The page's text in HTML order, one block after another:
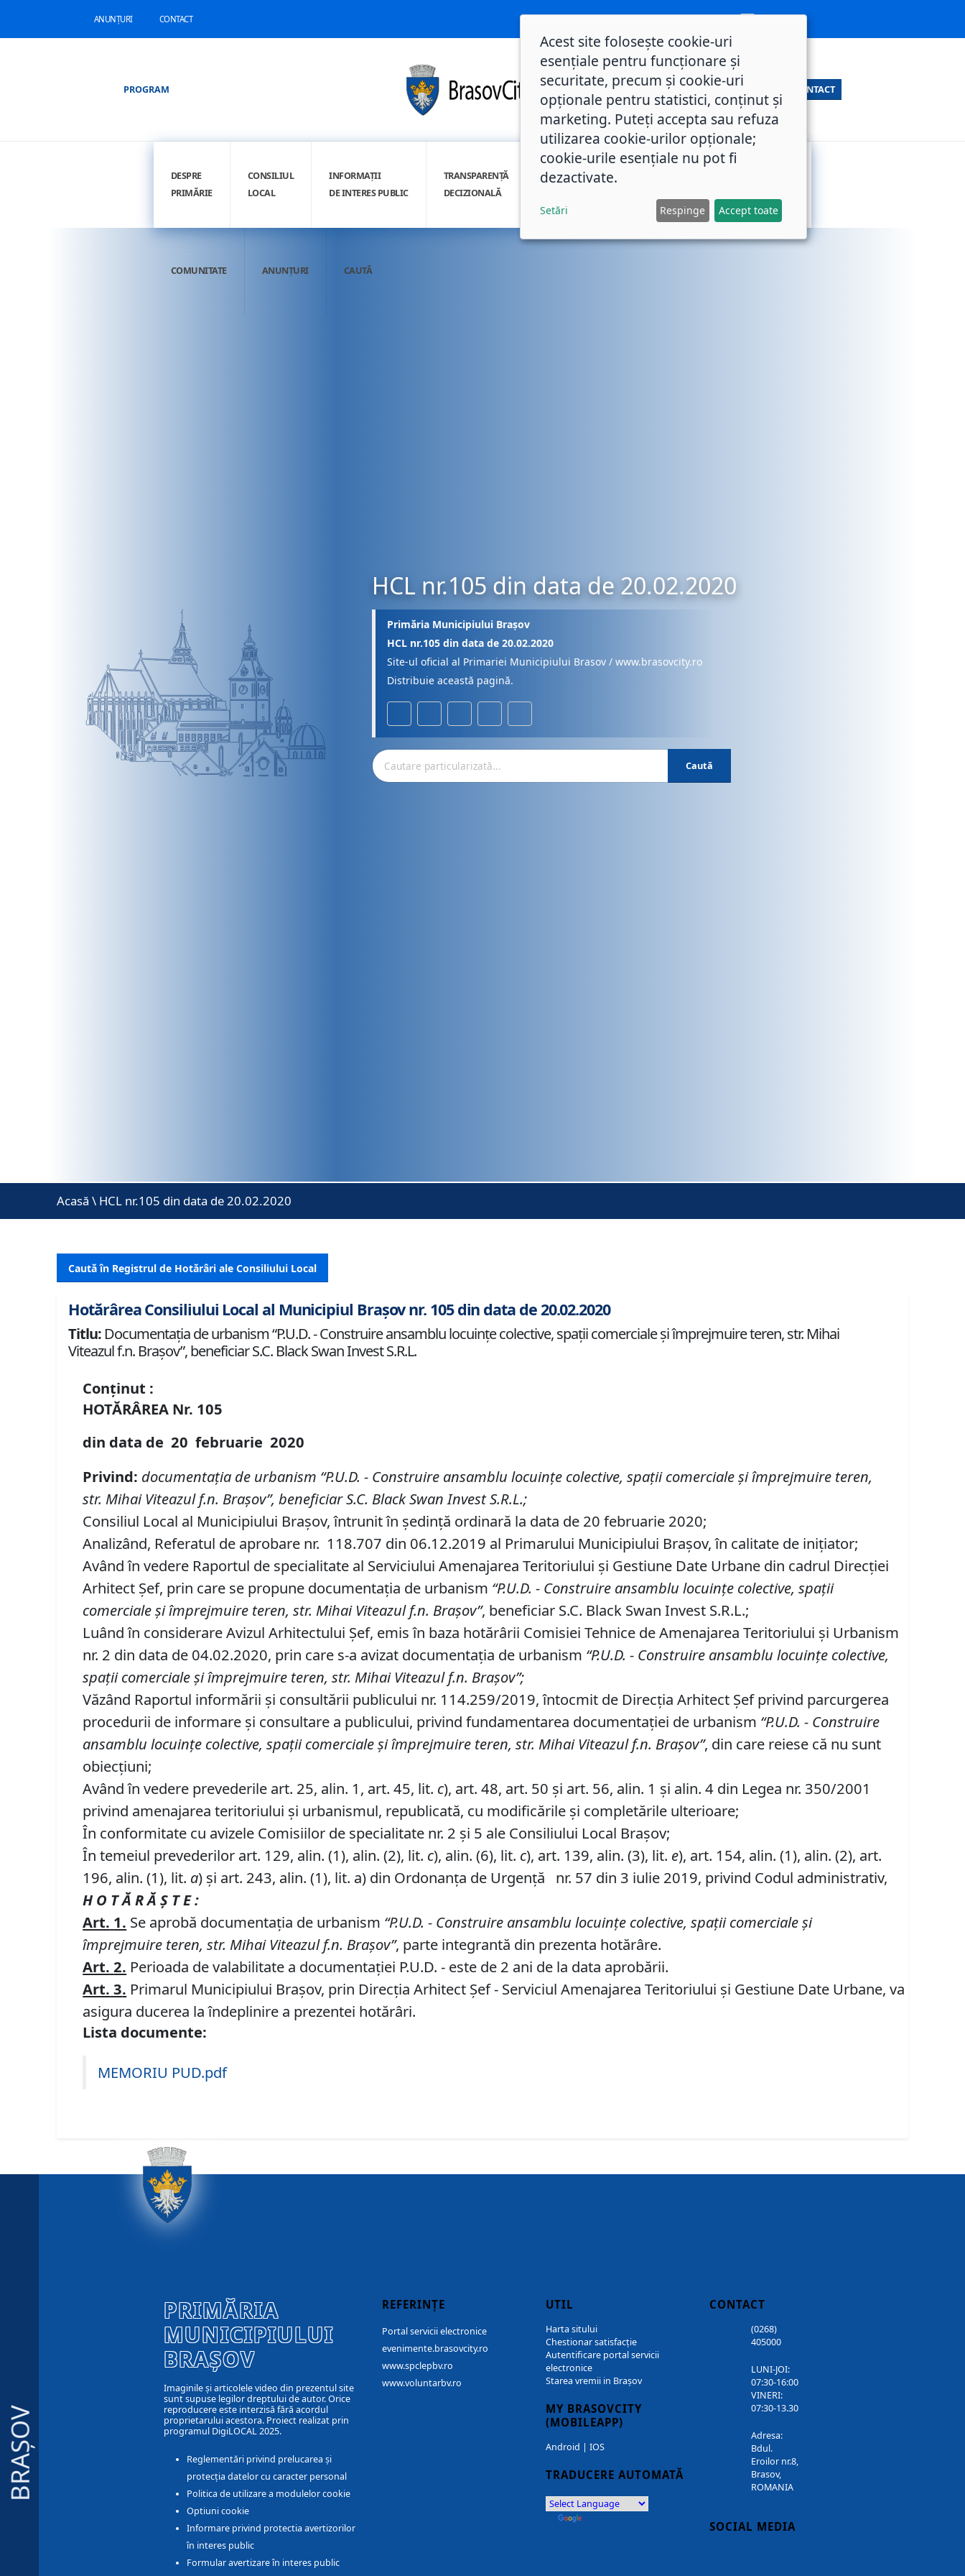
ANUNȚURI CONTACT
PROGRAM CONTACT
DESPRE
PRIMĂRIE
CONSILIUL
LOCAL
INFORMAȚII
DE INTERES PUBLIC
TRANSPARENȚĂ
DECIZIONALĂ
INTEGRITATE
COMUNITATE ANUNȚURI CAUTĂ
HCL nr.105 din data de 20.02.2020
Primăria Municipiului Brașov
HCL nr.105 din data de 20.02.2020
Site-ul oficial al Primariei Municipiului Brasov / www.brasovcity.ro
Distribuie această pagină.
Caută
Acasă \ HCL nr.105 din data de 20.02.2020
Caută în Registrul de Hotărâri ale Consiliului Local
Hotărârea Consiliului Local al Municipiul Brașov nr. 105 din data de 20.02.2020
Titlu: Documentaţia de urbanism “P.U.D. - Construire ansamblu locuinţe colective, spaţii comerciale şi împrejmuire teren, str. Mihai
Viteazul f.n. Braşov”, beneficiar S.C. Black Swan Invest S.R.L.
Conținut :
HOTĂRÂREA Nr. 105
din data de 20 februarie2020
Privind: documentaţia de urbanism “P.U.D. - Construire ansamblu locuinţe colective, spaţii comercialeşi împrejmuire teren,
str. MihaiViteazul f.n. Braşov”, beneficiarS.C. Black Swan Invest S.R.L.;
Consiliul Local al Municipiului Brașov, întrunit în ședință ordinară la data de 20 februarie 2020;
Analizând, Referatul de aprobare nr. 118.707 din 06.12.2019 al Primarului Municipiului Braşov, în calitate de iniţiator;
Având în vedere Raportul de specialitate al Serviciului Amenajarea Teritoriului și Gestiune Date Urbane din cadrul Direcției
Arhitect Șef, prin care se propune documentaţia de urbanism “P.U.D. - Construire ansamblu locuinţe colective, spaţii
comercialeşi împrejmuire teren, str. MihaiViteazul f.n. Braşov”, beneficiar S.C. Black Swan Invest S.R.L.;
Luând în considerare Avizul Arhitectului Şef, emis în baza hotărârii Comisiei Tehnice de Amenajarea Teritoriului şi Urbanism
nr. 2 din data de 04.02.2020, prin care s-a avizat documentaţia de urbanism “P.U.D. - Construire ansamblu locuinţe colective,
spaţii comercialeşi împrejmuire teren,str. MihaiViteazul f.n. Braşov”;
Văzând Raportul informării şi consultării publicului nr. 114.259/2019, întocmit de Direcţia Arhitect Şef privind parcurgerea
procedurii de informare şi consultare a publicului, privind fundamentarea documentaţiei de urbanism “P.U.D. - Construire
ansamblu locuinţe colective, spaţii comercialeşi împrejmuire teren, str. MihaiViteazul f.n. Braşov”, din care reiese că nu sunt
obiecţiuni;
Având în vedere prevederile art. 25, alin. 1, art. 45, lit. c), art. 48, art. 50 şi art. 56, alin. 1 şi alin. 4 din Legea nr. 350/2001
privind amenajarea teritoriului şi urbanismul, republicată, cu modificările şi completările ulterioare;
În conformitate cu avizele Comisiilor de specialitate nr. 2 și 5 ale Consiliului Local Brașov;
În temeiul prevederilor art. 129, alin. (1), alin. (2), lit. c), alin. (6), lit. c), art. 139, alin. (3), lit. e), art. 154, alin. (1), alin. (2), art.
196, alin. (1), lit. a) și art. 243, alin. (1), lit. a) din Ordonanța de Urgență nr. 57 din 3 iulie 2019, privind Codul administrativ,
H O T Ă R Ă Ş T E :
Art. 1. Se aprobă documentaţia de urbanism “P.U.D. - Construire ansamblu locuinţe colective, spaţii comercialeşi
împrejmuire teren, str. MihaiViteazul f.n. Braşov”, parte integrantă din prezenta hotărâre.
Art. 2. Perioada de valabilitate a documentaţiei P.U.D. - este de 2 ani de la data aprobării.
Art. 3. Primarul Municipiului Braşov, prin Direcţia Arhitect Şef - Serviciul Amenajarea Teritoriului şi Gestiune Date Urbane, va
asigura ducerea la îndeplinire a prezentei hotărâri.
Lista documente:
MEMORIU PUD.pdf
BRAȘOV
PRIMĂRIA
MUNICIPIULUI
BRAȘOV
Imaginile și articolele video din prezentul site
sunt supuse legilor dreptului de autor. Orice
reproducere este interzisă fără acordul
proprietarului acestora. Proiect realizat prin
programul DigiLOCAL 2025.
Reglementări privind prelucarea și
protecția datelor cu caracter personal
Politica de utilizare a modulelor cookie
Optiuni cookie
Informare privind protectia avertizorilor
în interes public
Formular avertizare în interes public
REFERINȚE
Portal servicii electronice
evenimente.brasovcity.ro
www.spclepbv.ro
www.voluntarbv.ro
UTIL
Harta sitului
Chestionar satisfacție
Autentificare portal servicii
electronice
Starea vremii in Brașov
MY BRASOVCITY
(MOBILEAPP)
Android | IOS
TRADUCERE AUTOMATĂ
CONTACT
(0268)
405000
LUNI-JOI:
07:30-16:00
VINERI:
07:30-13.30
Adresa:
Bdul.
Eroilor nr.8,
Brasov,
ROMANIA
SOCIAL MEDIA
Acest site folosește cookie-uri
esențiale pentru funcționare și
securitate, precum și cookie-uri
opționale pentru statistici, conținut și
marketing. Puteți accepta sau refuza
utilizarea cookie-urilor opționale;
cookie-urile esențiale nu pot fi
dezactivate.
Setări Respinge Accept toate